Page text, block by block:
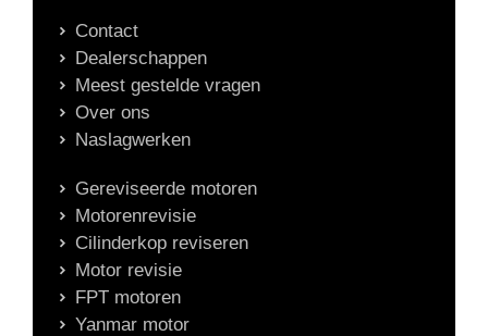
Contact
Dealerschappen
Meest gestelde vragen
Over ons
Naslagwerken
Gereviseerde motoren
Motorenrevisie
Cilinderkop reviseren
Motor revisie
FPT motoren
Yanmar motor